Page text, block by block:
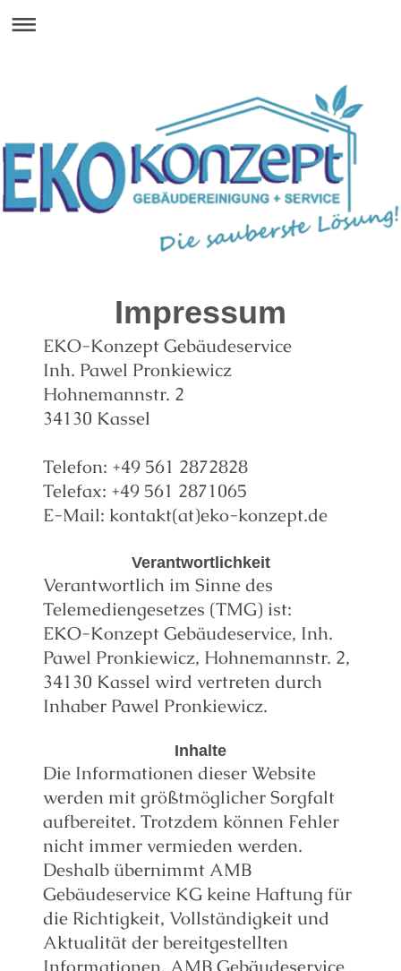
Impressum
EKO-Konzept Gebäudeservice
Inh. Pawel Pronkiewicz
Hohnemannstr. 2
34130 Kassel
Telefon: +49 561 2872828
Telefax: +49 561 2871065
E-Mail: kontakt(at)eko-konzept.de
Verantwortlichkeit
Verantwortlich im Sinne des
Telemediengesetzes (TMG) ist:
EKO-Konzept Gebäudeservice, Inh.
Pawel Pronkiewicz, Hohnemannstr. 2,
34130 Kassel wird vertreten durch
Inhaber Pawel Pronkiewicz.
Inhalte
Die Informationen dieser Website
werden mit größtmöglicher Sorgfalt
aufbereitet. Trotzdem können Fehler
nicht immer vermieden werden.
Deshalb übernimmt AMB
Gebäudeservice KG keine Haftung für
die Richtigkeit, Vollständigkeit und
Aktualität der bereitgestellten
Informationen. AMB Gebäudeservice